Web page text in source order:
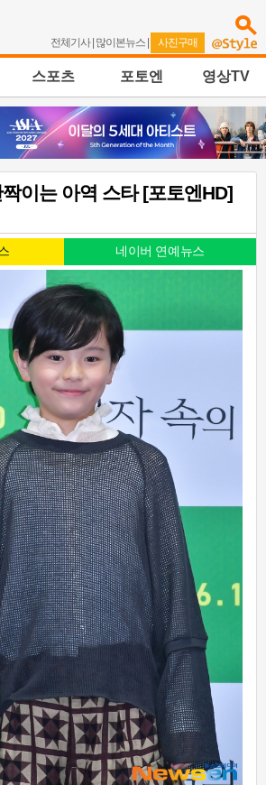
전체기사| 많이본뉴스 | 사진구매
스포츠 포토엔 영상TV
이는 아역 스타 [포토엔HD]
네이버 연예뉴스